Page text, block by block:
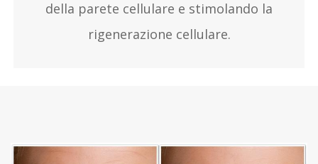
della parete cellulare e stimolando la
rigenerazione cellulare.